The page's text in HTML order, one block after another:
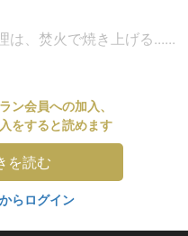
は、焚火で焼き上げる......
ン会員への加入、
をすると読めます
を読む
らログイン